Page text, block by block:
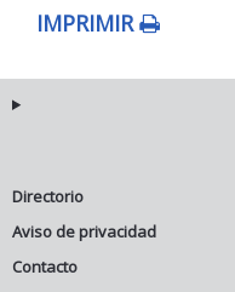
IMPRIMIR
Directorio
Aviso de privacidad
Contacto